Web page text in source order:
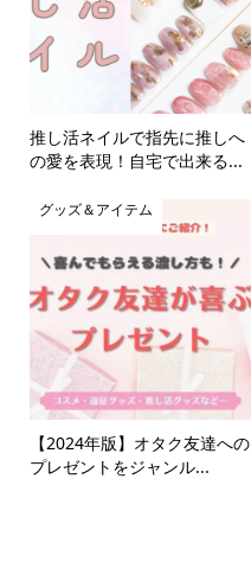
推し活ネイルで指先に推しへ
の愛を表現！自宅で出来る...
グッズ＆アイテム
【2024年版】オタク友達への
プレゼントをジャンル...